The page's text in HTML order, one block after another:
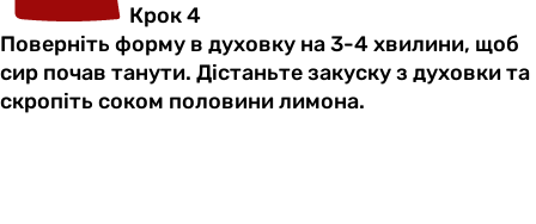
Крок 4
Поверніть форму в духовку на 3-4 хвилини, щоб
сир почав танути. Дістаньте закуску з духовки та
скропіть соком половини лимона.